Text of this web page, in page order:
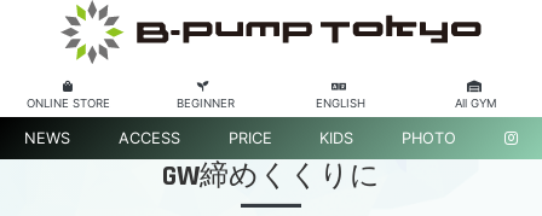
ONLINE STORE BEGINNER ENGLISH All GYM
NEWS ACCESS PRICE KIDS PHOTO
GW締めくくりに